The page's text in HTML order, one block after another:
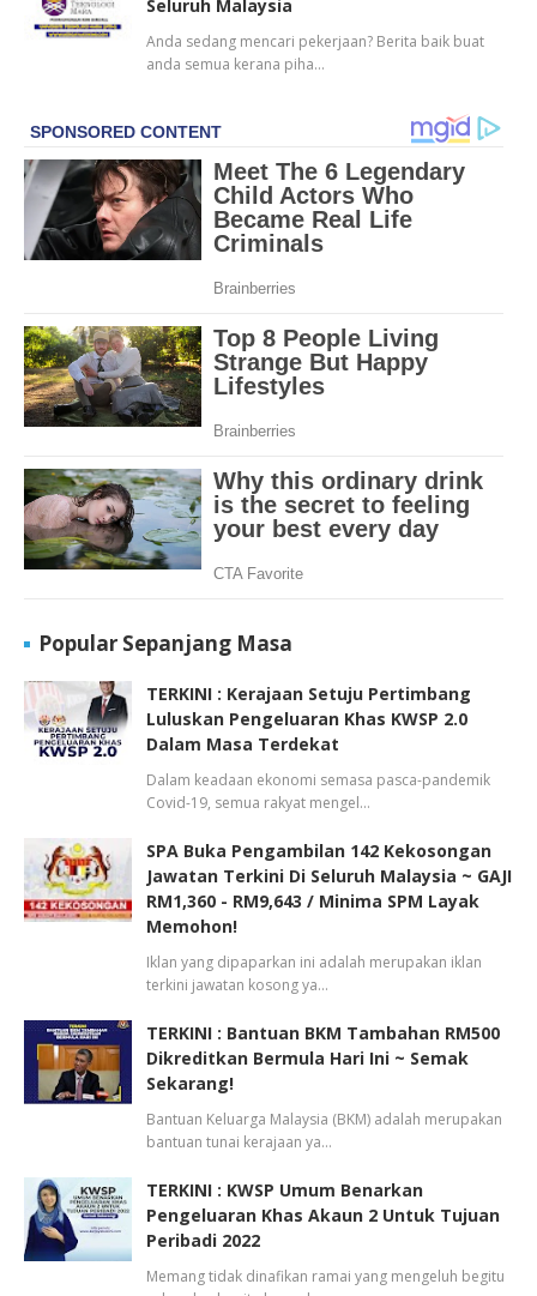
Seluruh Malaysia
Anda sedang mencari pekerjaan? Berita baik buat
anda semua kerana piha…
Popular Sepanjang Masa
TERKINI : Kerajaan Setuju Pertimbang
Luluskan Pengeluaran Khas KWSP 2.0
Dalam Masa Terdekat
Dalam keadaan ekonomi semasa pasca-pandemik
Covid-19, semua rakyat mengel…
SPA Buka Pengambilan 142 Kekosongan
Jawatan Terkini Di Seluruh Malaysia ~ GAJI
RM1,360 - RM9,643 / Minima SPM Layak
Memohon!
Iklan yang dipaparkan ini adalah merupakan iklan
terkini jawatan kosong ya…
TERKINI : Bantuan BKM Tambahan RM500
Dikreditkan Bermula Hari Ini ~ Semak
Sekarang!
Bantuan Keluarga Malaysia (BKM) adalah merupakan
bantuan tunai kerajaan ya…
TERKINI : KWSP Umum Benarkan
Pengeluaran Khas Akaun 2 Untuk Tujuan
Peribadi 2022
Memang tidak dinafikan ramai yang mengeluh begitu